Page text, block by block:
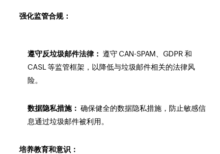
强化监管合规：
遵守反垃圾邮件法律：遵守 CAN-SPAM、GDPR 和
CASL 等监管框架，以降低与垃圾邮件相关的法律风
险。
数据隐私措施： 确保健全的数据隐私措施，防止敏感信
息通过垃圾邮件被利用。
培养教育和意识：